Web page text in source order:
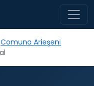
Comuna Arieşeni